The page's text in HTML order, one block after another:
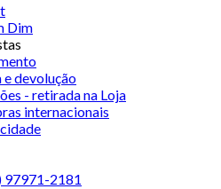
Dim
devolução
- retirada na Loja
internacionais
97971-2181